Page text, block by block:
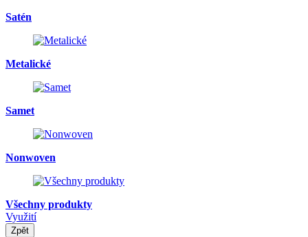
Satén
Metalické
Samet
Nonwoven
Všechny produkty
Využití
Zpět